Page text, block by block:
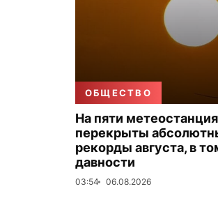
ОБЩЕСТВО
На пяти
перекрыты
рекорды августа, в
давности
03:54 06.08.2026